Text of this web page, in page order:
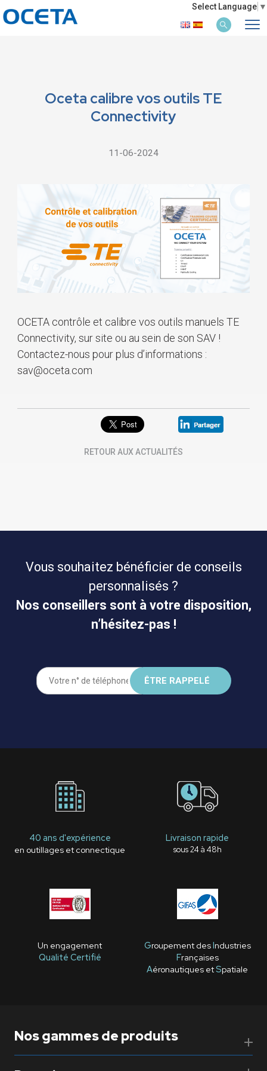
Select Language ▼
Oceta calibre vos outils TE
Connectivity
11-06-2024
OCETA contrôle et calibre vos outils manuels TE
Connectivity, sur site ou au sein de son SAV !
Contactez-nous pour plus d’informations :
sav@oceta.com
RETOUR AUX ACTUALITÉS
Vous souhaitez bénéficier de conseils
personnalisés ?
Nos conseillers sont à votre disposition,
n’hésitez-pas !
40 ans d'expérience
en outillages et connectique
Livraison rapide
sous 24 à 48h
Un engagement
Qualité Certifié
Groupement desIndustries
Françaises
Aéronautiques etSpatiale
Nos gammes de produits